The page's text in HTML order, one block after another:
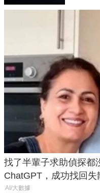
找了半輩子求助偵探都
ChatGPT，成功找回失
AI/大數據